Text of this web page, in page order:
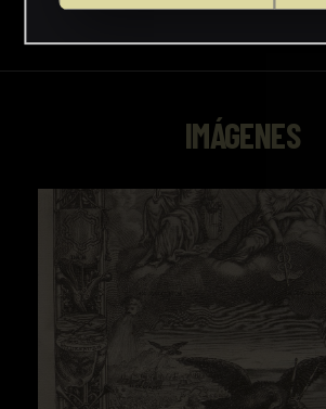
Descargar Ficha
IMÁGENES